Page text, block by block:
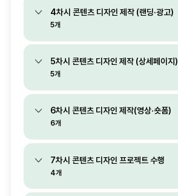
4차시 콘텐츠 디자인 제작 (랜딩·광고)
5개
5차시 콘텐츠 디자인 제작 (상세페이지)
5개
6차시 콘텐츠 디자인 제작(영상·숏폼)
6개
7차시 콘텐츠 디자인 프로젝트 수행
4개